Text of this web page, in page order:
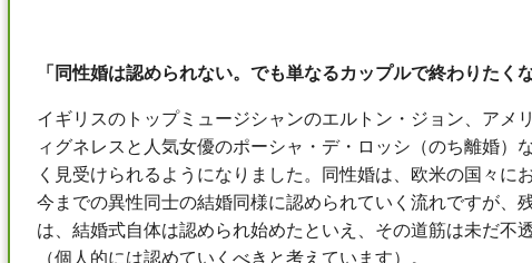
「同性婚は認められない。でも単なるカップルで終わりたく
イギリスのトップミュージシャンのエルトン・ジョン、アメ
ィグネレスと人気女優のポーシャ・デ・ロッシ（のち離婚）
く見受けられるようになりました。同性婚は、欧米の国々に
今までの異性同士の結婚同様に認められていく流れですが、
は、結婚式自体は認められ始めたといえ、その道筋は未だ不
（個人的には認めていくべきと考えています）。